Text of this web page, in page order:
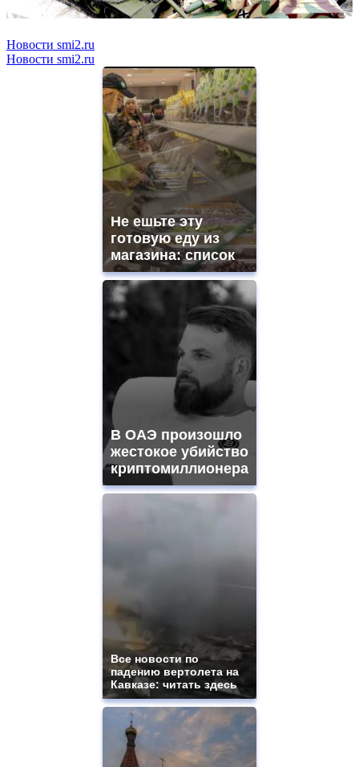
Новости smi2.ru
Новости smi2.ru
Не ешьте эту
готовую еду из
магазина: список
В ОАЭ произошло
жестокое убийство
криптомиллионера
Все новости по
падению вертолета на
Кавказе: читать здесь